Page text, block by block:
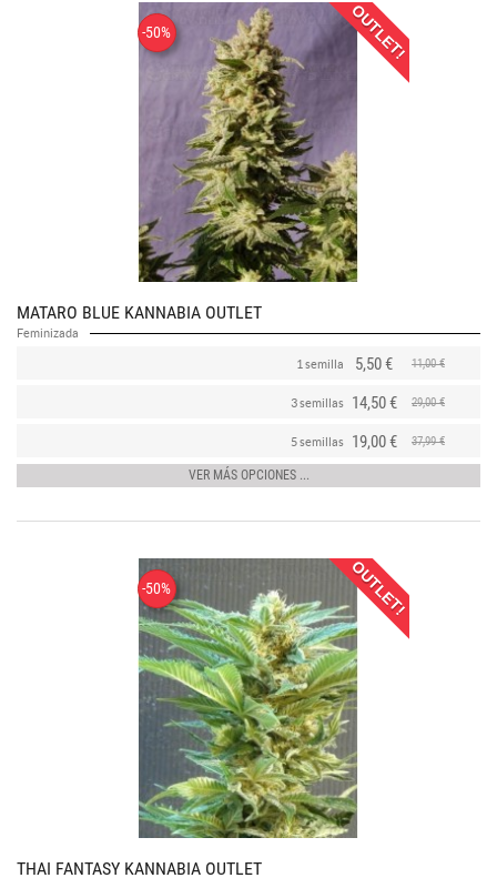
-50% OUTLET!
MATARO BLUE KANNABIA OUTLET
Feminizada
1 semilla 5,50 € 11,00 €
3 semillas 14,50 € 29,00 €
5 semillas 19,00 € 37,99 €
VER MÁS OPCIONES ...
-50% OUTLET!
THAI FANTASY KANNABIA OUTLET